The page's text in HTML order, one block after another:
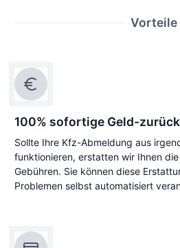
Vorteile
100% sofortige Geld-
Sollte Ihre Kfz-Abmeldung aus
funktionieren, erstatten wir Ihnen
Gebühren. Sie können diese
Problemen selbst automatisiert